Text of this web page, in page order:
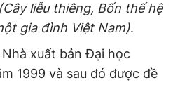
liễu thiêng, Bốn thế hệ
gia đình Việt Nam).
xuất bản Đại học
1999 và sau đó được đề